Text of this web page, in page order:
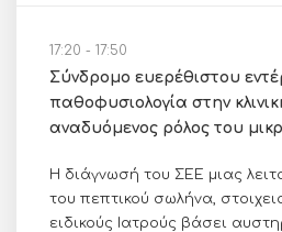
17:20 - 17:50
Σύνδρομο ευερέθιστου
παθοφυσιολογία στην
αναδυόμενος ρόλος του
Η διάγνωσή του ΣΕΕ μιας
του πεπτικού σωλήνα,
ειδικούς Ιατρούς βάσει